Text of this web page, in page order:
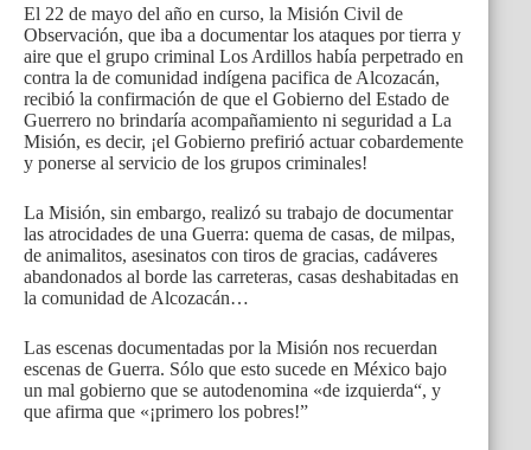
El 22 de mayo del año en curso, la Misión Civil de
Observación, que iba a documentar los ataques por tierra y
aire que el grupo criminal Los Ardillos había perpetrado en
contra la de comunidad indígena pacifica de Alcozacán,
recibió la confirmación de que el Gobierno del Estado de
Guerrero no brindaría acompañamiento ni seguridad a La
Misión, es decir, ¡el Gobierno prefirió actuar cobardemente
y ponerse al servicio de los grupos criminales!
La Misión, sin embargo, realizó su trabajo de documentar
las atrocidades de una Guerra: quema de casas, de milpas,
de animalitos, asesinatos con tiros de gracias, cadáveres
abandonados al borde las carreteras, casas deshabitadas en
la comunidad de Alcozacán…
Las escenas documentadas por la Misión nos recuerdan
escenas de Guerra. Sólo que esto sucede en México bajo
un mal gobierno que se autodenomina «de izquierda“, y
que afirma que «¡primero los pobres!”